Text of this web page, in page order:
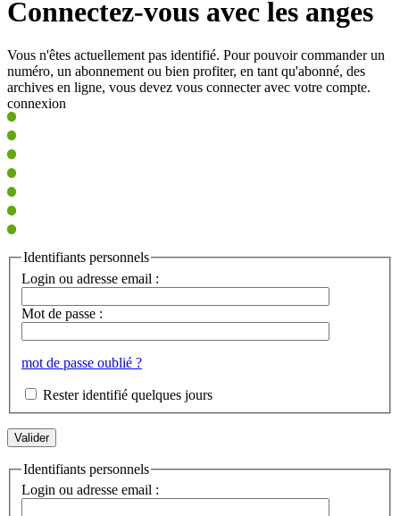
Connectez-vous avec les anges
Vous n'êtes actuellement pas identifié. Pour pouvoir commander un
numéro, un abonnement ou bien profiter, en tant qu'abonné, des
archives en ligne, vous devez vous connecter avec votre compte.
connexion
Identifiants personnels
Login ou adresse email :
Mot de passe :
mot de passe oublié ?
Rester identifié quelques jours
Identifiants personnels
Login ou adresse email :